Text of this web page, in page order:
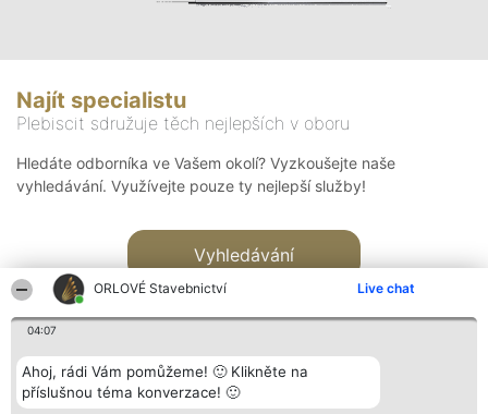
ORLOVÉ Stavebnictví Live chat
04:07
Ahoj, rádi Vám pomůžeme! 🙂 Klikněte na
příslušnou téma konverzace! 🙂
Najít specialistu
Plebiscit sdružuje těch nejlepších v oboru
Hledáte odborníka ve Vašem okolí? Vyzkoušejte naše
vyhledávání. Využívejte pouze ty nejlepší služby!
Vyhledávání